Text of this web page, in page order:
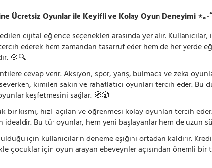
Ücretsiz Oyunlar ile Keyifli ve Kolay Oyun Deneyimi ⋆｡
dijital eğlence seçenekleri arasında yer alır.
ederek hem zamandan tasarruf eder hem de her yerde
🎯🔍
cevap verir. Aksiyon, spor, yarış, bulmaca ve zeka
kimileri sakin ve rahatlatıcı oyunları tercih eder. Bu
keşfetmesini sağlar. 🧭🎲
bir kısmı, hızlı açılan ve öğrenmesi kolay oyunları tercih
Bu tür oyunlar, hem yeni başlayanlar hem de uzun
için kullanıcıların deneme eşiğini ortadan kaldırır.
çocuklar için oyun arayan ebeveynler açısından önemli